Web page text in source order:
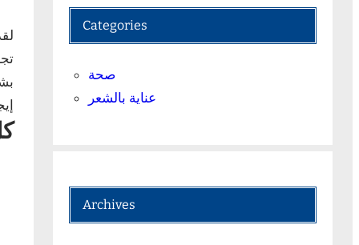
Categories
صحة
عناية بالشعر
Archives